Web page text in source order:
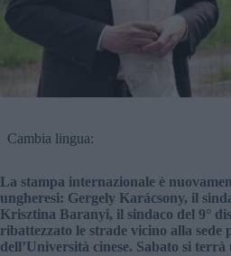
Cambia lingua:
La stampa internazionale è
ungheresi: Gergely Karácsony, il
Krisztina Baranyi, il sindaco del 9°
ribattezzato le strade vicino alla sede
dell’Università cinese. Sabato si terrà